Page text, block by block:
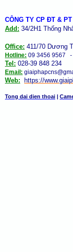
CÔNG TY CP ĐT &
Add: 34/2H1 Thống
Office: 411/70 Dương
Hotline: 09 3456 9567
Tel: 028-39 848 234
Email:
Web: https://
Tong dai dien thoai |